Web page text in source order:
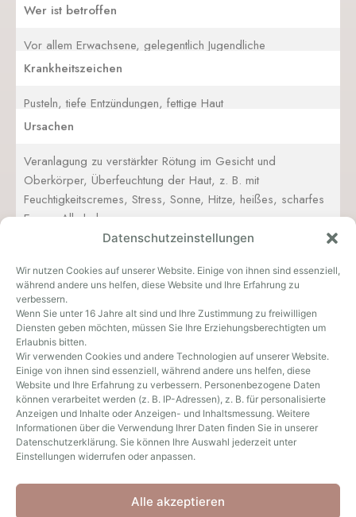
Datenschutzeinstellungen
Wir nutzen Cookies auf unserer Website. Einige von ihnen sind essenziell,
während andere uns helfen, diese Website und Ihre Erfahrung zu
verbessern.
Wenn Sie unter 16 Jahre alt sind und Ihre Zustimmung zu freiwilligen
Diensten geben möchten, müssen Sie Ihre Erziehungsberechtigten um
Erlaubnis bitten.
Wir verwenden Cookies und andere Technologien auf unserer Website.
Einige von ihnen sind essenziell, während andere uns helfen, diese
Website und Ihre Erfahrung zu verbessern. Personenbezogene Daten
können verarbeitet werden (z. B. IP-Adressen), z. B. für personalisierte
Anzeigen und Inhalte oder Anzeigen- und Inhaltsmessung. Weitere
Informationen über die Verwendung Ihrer Daten finden Sie in unserer
Datenschutzerklärung. Sie können Ihre Auswahl jederzeit unter
Einstellungen widerrufen oder anpassen.
Alle akzeptieren
Wer ist betroffen
Vor allem Erwachsene, gelegentlich Jugendliche
Krankheitszeichen
Pusteln, tiefe Entzündungen, fettige Haut
Ursachen
Veranlagung zu verstärkter Rötung im Gesicht und
Oberkörper, Überfeuchtung der Haut, z. B. mit
Feuchtigkeitscremes, Stress, Sonne, Hitze, heißes, scharfes
Essen, Alkohol
Behandlungsmethode
Medikamente äußerlich und innerlich
Laser, ggf. mehrere Sitzungen
Peeling
medizinische Kosmetik
Behandlungsdauer
je nach Methode Laser ca.15 min, med. Kosmetik ca 60 min
Sichtbarkeit
sofort, volle Wirkung nach 10 – 14 Tagen
Sonnenschutz für 4 Wochen